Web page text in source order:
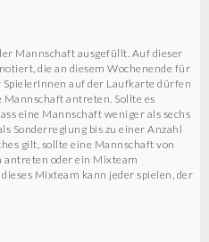
Mannschaft ausgefüllt. Auf dieser
die an diesem Wochenende für
auf der Laufkarte dürfen
Mannschaft antreten. Sollte es
eine Mannschaft weniger als sechs
Sonderreglung bis zu einer Anzahl
gilt, sollte eine Mannschaft von
oder ein Mixteam
Mixteam kann jeder spielen, der